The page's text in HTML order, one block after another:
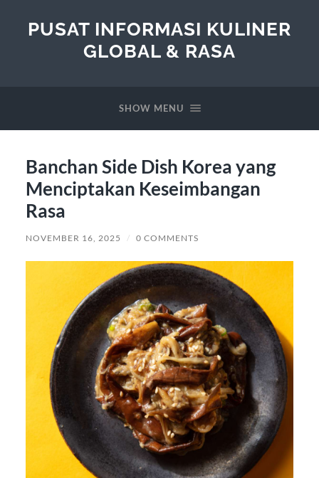
PUSAT INFORMASI KULINER
GLOBAL & RASA
SHOW MENU
Banchan Side Dish Korea yang
Menciptakan Keseimbangan
Rasa
NOVEMBER 16, 2025 / 0 COMMENTS